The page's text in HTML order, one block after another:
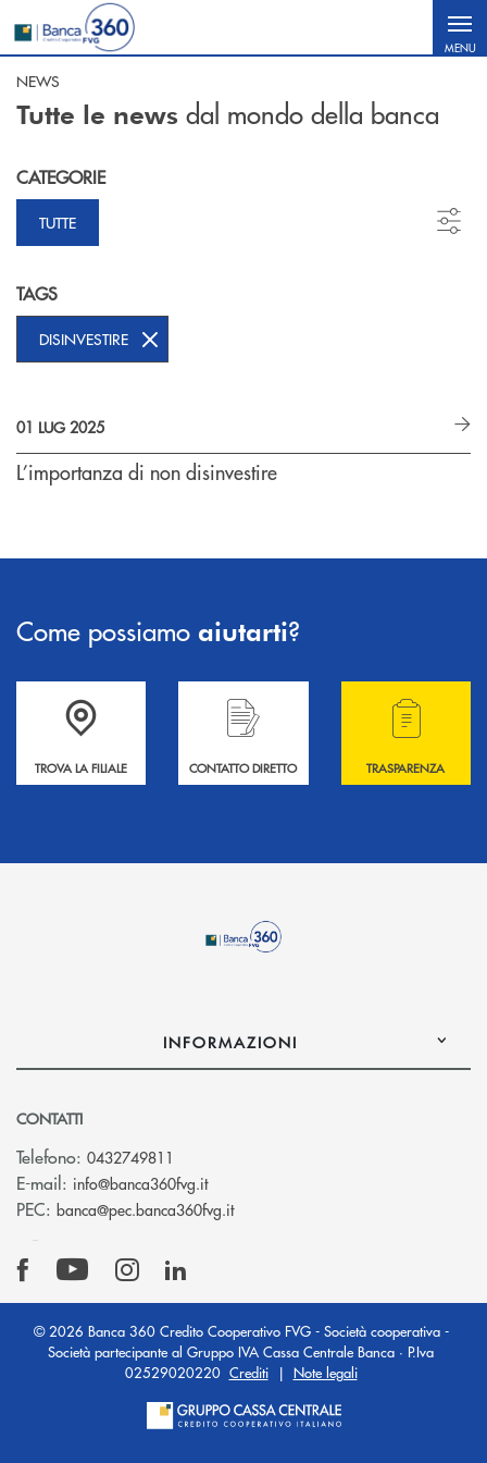
Salta al contenuto principale
MENU
NEWS
Tutte le news dal mondo della banca
CATEGORIE
TUTTE
TAGS
DISINVESTIRE
01 LUG 2025
L’importanza di non disinvestire
Come possiamo aiutarti?
Accedi all' elenco completo delle filiali .
TROVA LA FILIALE
Hai bisogno di informazioni? Contattaci !
CONTATTO DIRETTO
Hai bisogno di
TRASPARENZA
INFORMAZIONI
CONTATTI
Telefono: 0432749811
E-mail: info@banca360fvg.it(si apre l’app di posta elettronica)
PEC: banca@pec.banca360fvg.it(si apre l’app di posta elettronica)
© 2026 Banca 360 Credito Cooperativo FVG - Società cooperativa -
Società partecipante al Gruppo IVA Cassa Centrale Banca · P.Iva
02529020220 Crediti| Note legali